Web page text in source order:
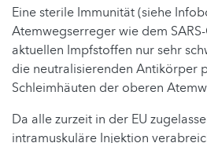
Eine sterile Immunität (siehe
Atemwegserreger wie dem
aktuellen Impfstoffen nur sehr
die neutralisierenden Antikörper
Schleimhäuten der oberen
Da alle zurzeit in der EU
intramuskuläre Injektion